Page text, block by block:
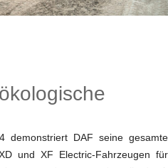
demonstriert DAF seine gesamte
und XF Electric-Fahrzeugen für